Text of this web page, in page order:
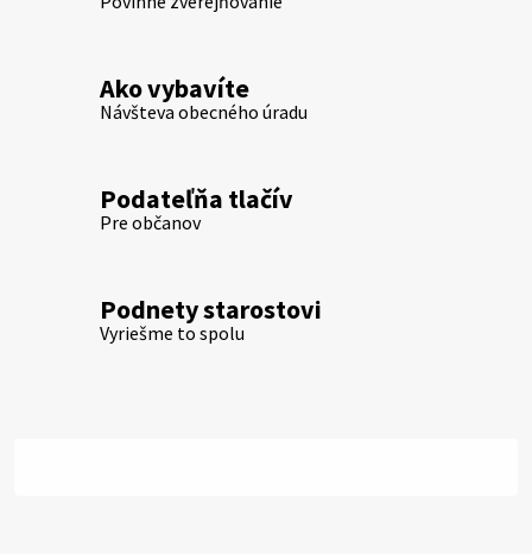
Ako vybavíte
Návšteva obecného úradu
Podateľňa tlačív
Pre občanov
Podnety starostovi
Vyriešme to spolu